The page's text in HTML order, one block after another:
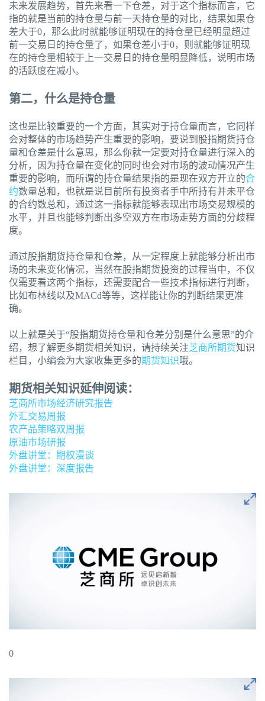
未来发展趋势，首先来看一下仓差，对于这个指标而言，它
指的就是当前的持仓量与前一天持仓量的对比，结果如果仓
差大于0，那么此时就能够证明现在的持仓量已经明显超过
前一交易日的持仓量了，如果仓差小于0，则就能够证明现
在的持仓量相较于上一交易日的持仓量明显降低，说明市场
的活跃度在减小。
第二，什么是持仓量
这也是比较重要的一个方面，其实对于持仓量而言，它同样
会对整体的市场趋势产生重要的影响，要说到股指期货持仓
量和仓差是什么意思，那么你就一定要对持仓量进行深入的
分析，因为持仓量在变化的同时也会对市场的波动情况产生
重要的影响，而所谓的持仓量结果指的是现在双方开立的合
约数量总和，也就是说目前所有投资者手中所持有并未平仓
的合约数总和，通过这一指标就能够表现出市场交易规模的
水平，并且也能够判断出多空双方在市场走势方面的分歧程
度。
通过股指期货持仓量和仓差，从一定程度上就能够分析出市
场的未来变化情况，当然在股指期货投资的过程当中，不仅
仅需要看这两个指标，还需要配合一些技术指标进行判断，
比如布林线以及MACd等等，这样能让你的判断结果更准
确。
以上就是关于“股指期货持仓量和仓差分别是什么意思”的介
绍，想了解更多期货相关知识，请持续关注芝商所期货知识
栏目，小编会为大家收集更多的期货知识哦。
期货相关知识延伸阅读：
芝商所市场经济研究报告
外汇交易周报
农产品策略双周报
原油市场研报
外盘讲堂：期权漫谈
外盘讲堂：深度报告
0